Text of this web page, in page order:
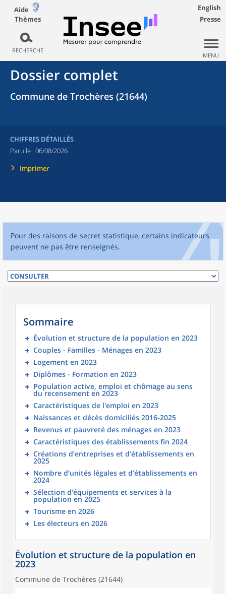
Aide
Thèmes
RECHERCHE
English
Presse
MENU
Dossier complet
Commune de Trochères (21644)
CHIFFRES DÉTAILLÉS
Paru le : 06/08/2026
Imprimer
Pour des raisons de secret statistique, certains indicateurs
peuvent ne pas être renseignés.
Sommaire
Évolution et structure de la population en 2023
Couples - Familles - Ménages en 2023
Logement en 2023
Diplômes - Formation en 2023
Population active, emploi et chômage au sens
du recensement en 2023
Caractéristiques de l'emploi en 2023
Naissances et décès domiciliés 2016-2025
Revenus et pauvreté des ménages en 2023
Caractéristiques des établissements fin 2024
Créations d’entreprises et d’établissements en
2025
Nombre d’unités légales et d’établissements en
2024
Sélection d'équipements et services à la
population en 2025
Tourisme en 2026
Les électeurs en 2026
Évolution et structure de la population en
2023
Commune de Trochères (21644)